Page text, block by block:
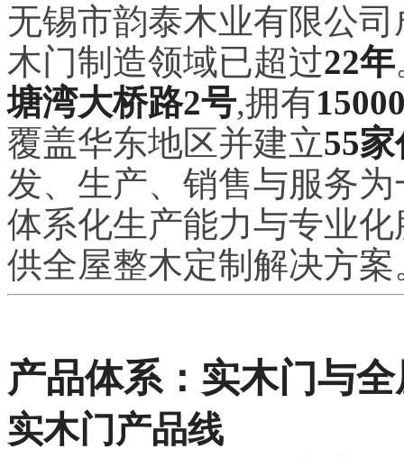
无锡市韵泰木业有限公司
木门制造领域已超过22年
塘湾大桥路2号,拥有
覆盖华东地区并建立55
发、生产、销售与服务
体系化生产能力与专业
供全屋整木定制解决方案
产品体系：实木门与
实木门产品线